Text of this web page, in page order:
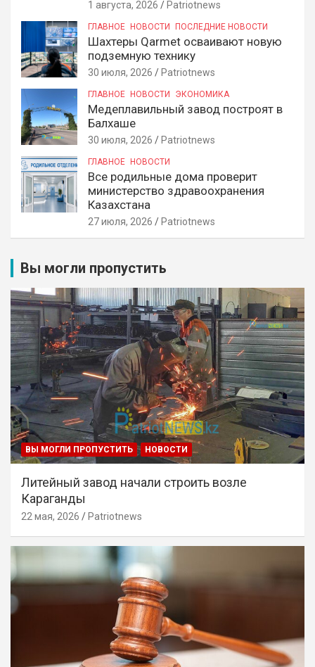
1 августа, 2026 Patriotnews
ГЛАВНОЕ НОВОСТИ ПОСЛЕДНИЕ НОВОСТИ
Шахтеры Qarmet осваивают новую
подземную технику
30 июля, 2026 Patriotnews
ГЛАВНОЕ НОВОСТИ ЭКОНОМИКА
Медеплавильный завод построят в
Балхаше
30 июля, 2026 Patriotnews
ГЛАВНОЕ НОВОСТИ
Все родильные дома проверит
министерство здравоохранения
Казахстана
27 июля, 2026 Patriotnews
Вы могли пропустить
ВЫ МОГЛИ ПРОПУСТИТЬ НОВОСТИ
Литейный завод начали строить возле
Караганды
22 мая, 2026 Patriotnews